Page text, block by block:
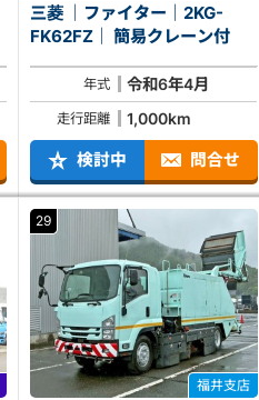
三菱 ｜ファイター｜2KG-
FK62FZ｜ 簡易クレーン付
年式 令和6年4月
走行距離 1,000km
検討中 問合せ
29
福井支店